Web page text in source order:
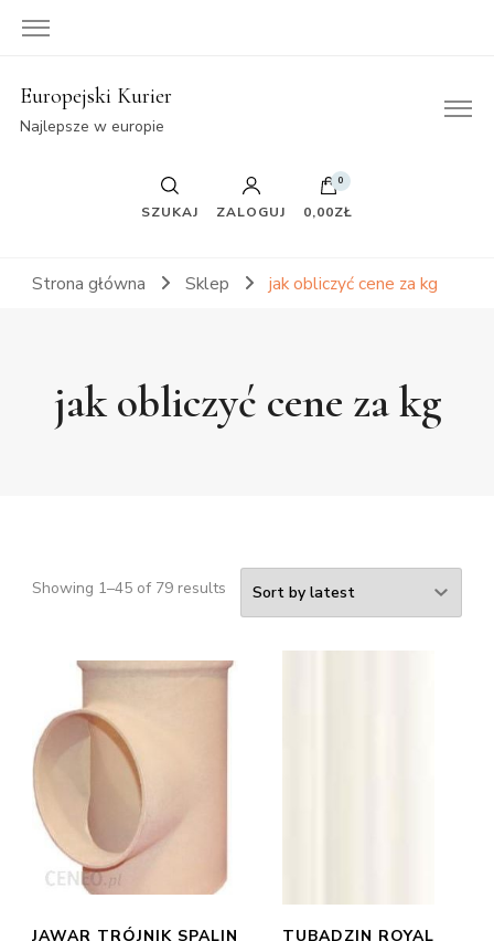
Europejski Kurier
Najlepsze w europie
SZUKAJ ZALOGUJ
0
0,00ZŁ
Strona główna Sklep jak obliczyć cene za kg
jak obliczyć cene za kg
Showing 1–45 of 79 results
JAWAR TRÓJNIK SPALIN
TUBĄDZIN ROYAL